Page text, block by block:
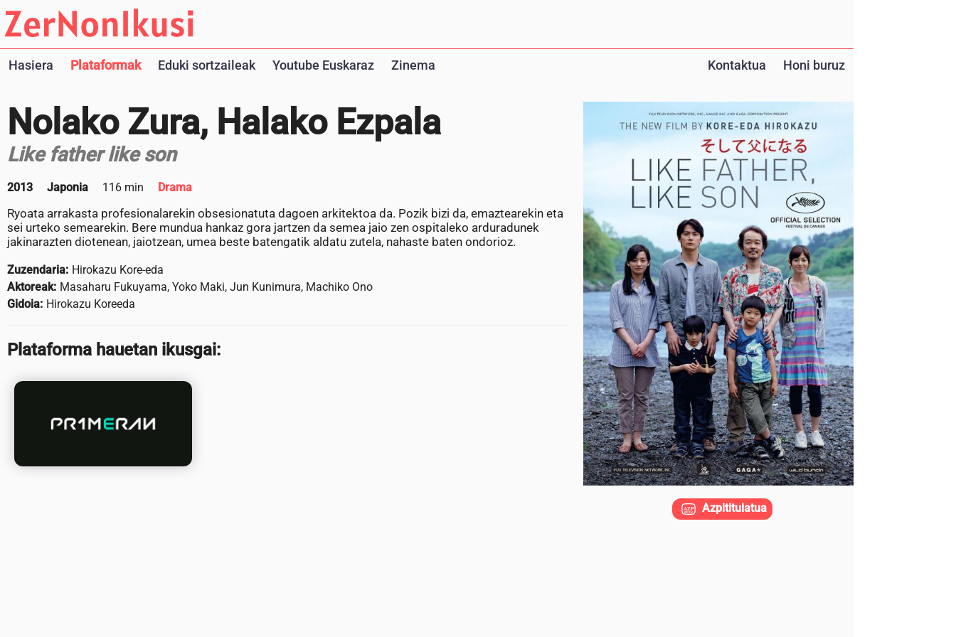
Hasiera Plataformak Eduki sortzaileak Youtube Euskaraz Zinema Kontaktua Honi buruz
Nolako Zura, Halako Ezpala
Like father like son
2013 Japonia 116 min Drama
Ryoata arrakasta profesionalarekin obsesionatuta dagoen arkitektoa da. Pozik bizi da, emaztearekin eta
sei urteko semearekin. Bere mundua hankaz gora jartzen da semea jaio zen ospitaleko arduradunek
jakinarazten diotenean, jaiotzean, umea beste batengatik aldatu zutela, nahaste baten ondorioz.
Zuzendaria: Hirokazu Kore-eda
Aktoreak: Masaharu Fukuyama, Yoko Maki, Jun Kunimura, Machiko Ono
Gidoia: Hirokazu Koreeda
Plataforma hauetan ikusgai:
Azpititulatua